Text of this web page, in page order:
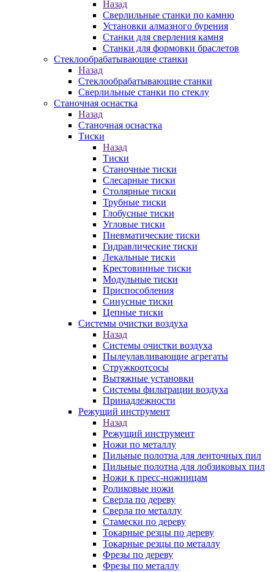
Назад
Сверлильные станки по камню
Установки алмазного бурения
Станки для сверления камня
Станки для формовки браслетов
Стеклообрабатывающие станки
Назад
Стеклообрабатывающие станки
Сверлильные станки по стеклу
Станочная оснастка
Назад
Станочная оснастка
Тиски
Назад
Тиски
Станочные тиски
Слесарные тиски
Столярные тиски
Трубные тиски
Глобусные тиски
Угловые тиски
Пневматические тиски
Гидравлические тиски
Лекальные тиски
Крестовинные тиски
Модульные тиски
Приспособления
Синусные тиски
Цепные тиски
Системы очистки воздуха
Назад
Системы очистки воздуха
Пылеулавливающие агрегаты
Стружкоотсосы
Вытяжные установки
Системы фильтрации воздуха
Принадлежности
Режущий инструмент
Назад
Режущий инструмент
Ножи по металлу
Пильные полотна для ленточных пил
Пильные полотна для лобзиковых пил
Ножи к пресс-ножницам
Роликовые ножи
Сверла по дереву
Сверла по металлу
Стамески по дереву
Токарные резцы по дереву
Токарные резцы по металлу
Фрезы по дереву
Фрезы по металлу